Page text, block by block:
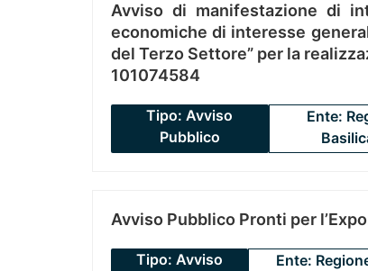
Avviso di manifestazione di
economiche di interesse
del Terzo Settore” per la
101074584
Tipo: Avviso
Pubblico
Ente:
Avviso Pubblico Pronti per
Tipo: Avviso
Ente: